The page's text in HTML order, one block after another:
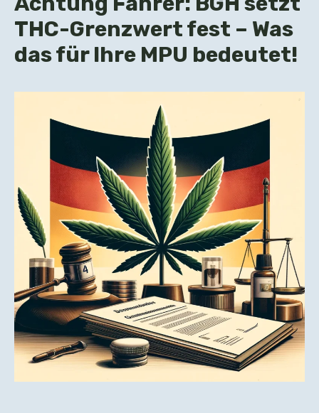
THC-Grenzwert fest – Was
das für Ihre MPU bedeutet!